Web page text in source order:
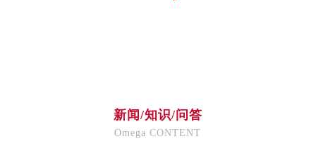
新闻/知识/问答
Omega CONTENT